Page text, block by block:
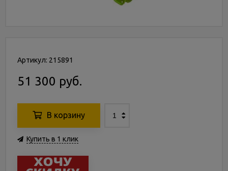
Артикул: 215891
51 300 руб.
В корзину
Купить в 1 клик